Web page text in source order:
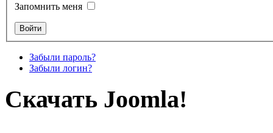
Запомнить меня
Забыли пароль?
Забыли логин?
Скачать Joomla!